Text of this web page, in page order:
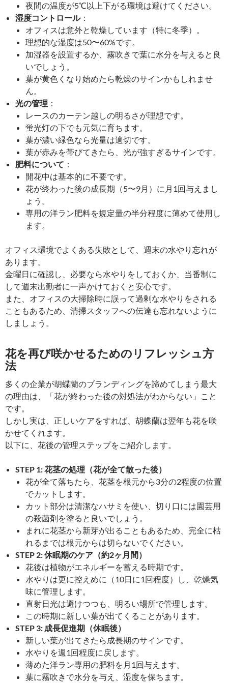
夜間の温度が5℃以上下がる環境は避けてください。
湿度コントロール：
オフィスは意外と乾燥しています（特に冬季）。
理想的な湿度は50〜60%です。
加湿器を設置するか、霧吹きで葉に水分を与えると良
いでしょう。
葉が黄色くなり始めたら乾燥のサインかもしれませ
ん。
光の管理 ：
レースのカーテン越しの明るさが理想です。
蛍光灯の下でも元気に育ちます。
葉が濃い緑色なら光量は適切です。
葉が赤みを帯びてきたら、光が強すぎるサインです。
肥料について ：
開花中は基本的に不要です。
花が終わった後の成長期（5〜9月）に月1回与えまし
ょう。
専用の洋ラン肥料を規定量の半分程度に薄めて使用し
ます。
オフィス環境でよくある失敗として、週末の水やり忘れが
あります。
金曜日に確認し、必要なら水やりをしておくか、当番制に
して週末出勤者に一声かけておくと安心です。
また、オフィスの大掃除時に誤って過剰な水やりをされる
こともあるため、清掃スタッフへの伝達も忘れないように
しましょう。
花を再び咲かせるためのリフレッシュ方
法
多くの企業が胡蝶蘭のブランディングを諦めてしまう最大
の理由は、「花が終わった後の対処法がわからない」こと
です。
しかし実は、正しいケアをすれば、胡蝶蘭は翌年も花を咲
かせてくれます。
以下に、花後の管理ステップをご紹介します。
STEP 1: 花茎の処理（花が全て散った後）
花が全て落ちたら、花茎を根元から3分の2程度の位置
でカットします。
カット部分は清潔なハサミを使い、切り口には園芸用
の殺菌剤を塗ると良いでしょう。
まれに花茎から新芽が出ることもあるため、完全に枯
れるまでは根元からは切らないでください。
STEP 2: 休眠期のケア（約2ヶ月間）
花後は植物がエネルギーを蓄える時期です。
水やりは更に控えめに（10日に1回程度）し、乾燥気
味に管理します。
直射日光は避けつつも、明るい場所で管理します。
この時期に新しい葉が出てくることがあります。
STEP 3: 成長促進期（休眠後）
新しい葉が出てきたら成長期のサインです。
水やりを週1回程度に戻します。
薄めた洋ラン専用の肥料を月1回与えます。
葉に霧吹きで水分を与え、湿度を保ちます。